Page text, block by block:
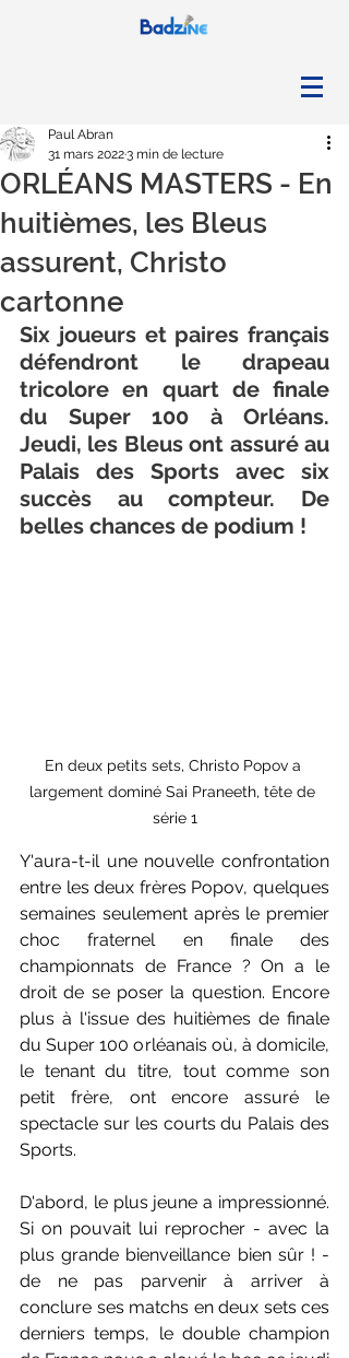
ORLÉANS MASTERS - En
huitièmes, les Bleus
assurent, Christo
cartonne
Paul Abran
31 mars 20223 min de lecture
Six joueurs et paires français
défendront le drapeau
tricolore en quart de finale
du Super 100 à Orléans.
Jeudi, les Bleus ont assuré au
Palais des Sports avec six
succès au compteur. De
belles chances de podium !
En deux petits sets, Christo Popov a
largement dominé Sai Praneeth, tête de
série 1
Y'aura-t-il une nouvelle confrontation
entre les deux frères Popov, quelques
semaines seulement après le premier
choc fraternel en finale des
championnats de France ? On a le
droit de se poser la question. Encore
plus à l'issue des huitièmes de finale
du Super 100 orléanais où, à domicile,
le tenant du titre, tout comme son
petit frère, ont encore assuré le
spectacle sur les courts du Palais des
Sports.
D'abord, le plus jeune a impressionné.
Si on pouvait lui reprocher - avec la
plus grande bienveillance bien sûr ! -
de ne pas parvenir à arriver à
conclure ses matchs en deux sets ces
derniers temps, le double champion